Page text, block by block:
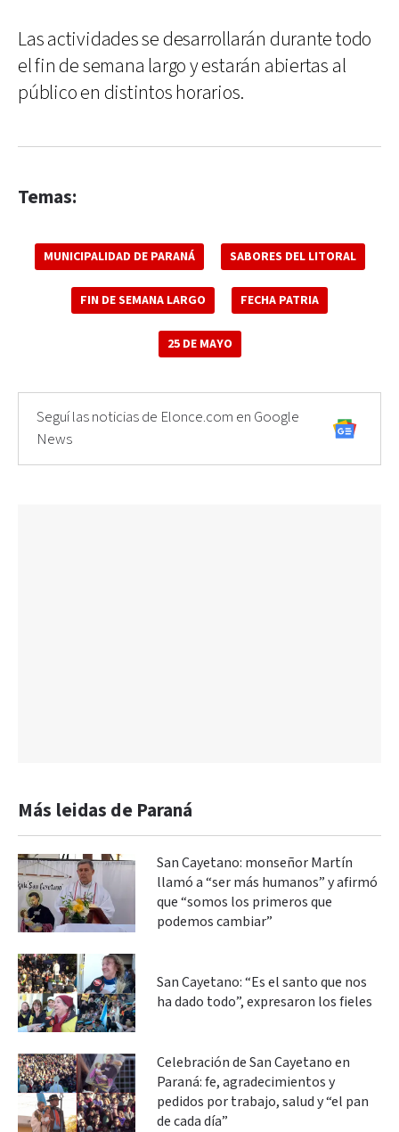
Las actividades se desarrollarán durante todo
el fin de semana largo y estarán abiertas al
público en distintos horarios.
Temas:
MUNICIPALIDAD DE PARANÁ SABORES DEL LITORAL
FIN DE SEMANA LARGO FECHA PATRIA
25 DE MAYO
Seguí las noticias de Elonce.com en Google
News
Más leidas de Paraná
San Cayetano: monseñor Martín
llamó a “ser más humanos” y afirmó
que “somos los primeros que
podemos cambiar”
San Cayetano: “Es el santo que nos
ha dado todo”, expresaron los fieles
Celebración de San Cayetano en
Paraná: fe, agradecimientos y
pedidos por trabajo, salud y “el pan
de cada día”